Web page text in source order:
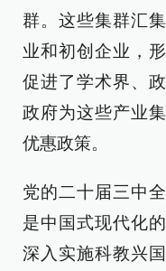
群。这些集群汇
业和初创企业，
促进了学术界、
政府为这些产业
优惠政策。
党的二十届三中
是中国式现代化
深入实施科教兴